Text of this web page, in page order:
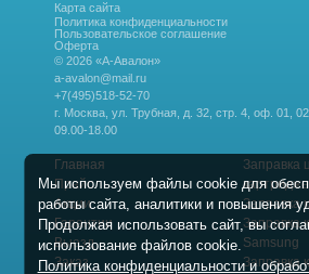
Карта сайта
Политика конфиденциальности
Пользовательское соглашение
Оферта
© 2026 «А-Авалон»
a-avalon@mail.ru
+7(495)518-52-70
г. Москва, ул. Трубная, д. 32, стр. 4, оф. 01, 02.
09.00-18.00
Главная
Прайс
Акции
Гарантии
Выезд
Заказ
Заправка
Заправка
Заправка
Samsung
Заправка
Мы используем файлы cookie для
работы сайта, аналитики и повышения
Продолжая использовать сайт, вы
использование файлов cookie.
Политика конфиденциальности и